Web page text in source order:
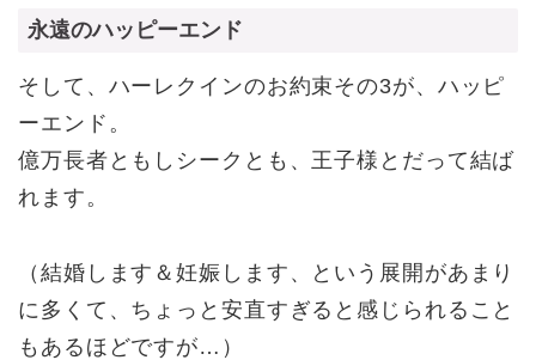
永遠のハッピーエンド
そして、ハーレクインのお約束その3が、ハッピ
ーエンド。
億万長者ともしシークとも、王子様とだって結ば
れます。
（結婚します＆妊娠します、という展開があまり
に多くて、ちょっと安直すぎると感じられること
もあるほどですが…）